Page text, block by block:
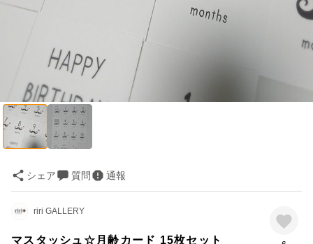
シェア 質問 通報
riri GALLERY
マスタッシュ☆月齢カード 15枚セット